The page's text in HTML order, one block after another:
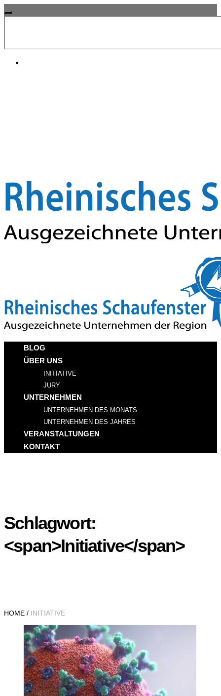
BLOG
ÜBER UNS
INITIATIVE
JURY
UNTERNEHMEN
UNTERNEHMEN DES MONATS
UNTERNEHMEN DES JAHRES
VERANSTALTUNGEN
KONTAKT
Schlagwort:
<span>Initiative</span>
HOME / INITIATIVE